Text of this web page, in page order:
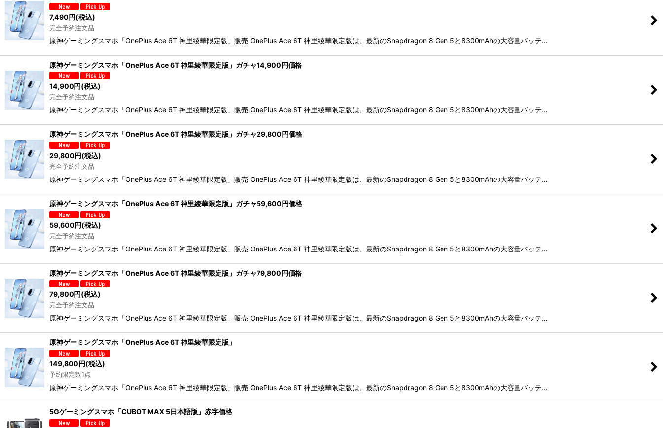
7,490円(税込)
完全予約注文品
原神ゲーミングスマホ「OnePlus Ace 6T 神里綾華限定版」販売 OnePlus Ace 6T 神里綾華限定版は、最新のSnapdragon 8 Gen 5と8300mAhの大容量バッテ…
原神ゲーミングスマホ「OnePlus Ace 6T 神里綾華限定版」ガチャ14,900円価格
14,900円(税込)
完全予約注文品
原神ゲーミングスマホ「OnePlus Ace 6T 神里綾華限定版」販売 OnePlus Ace 6T 神里綾華限定版は、最新のSnapdragon 8 Gen 5と8300mAhの大容量バッテ…
原神ゲーミングスマホ「OnePlus Ace 6T 神里綾華限定版」ガチャ29,800円価格
29,800円(税込)
完全予約注文品
原神ゲーミングスマホ「OnePlus Ace 6T 神里綾華限定版」販売 OnePlus Ace 6T 神里綾華限定版は、最新のSnapdragon 8 Gen 5と8300mAhの大容量バッテ…
原神ゲーミングスマホ「OnePlus Ace 6T 神里綾華限定版」ガチャ59,600円価格
59,600円(税込)
完全予約注文品
原神ゲーミングスマホ「OnePlus Ace 6T 神里綾華限定版」販売 OnePlus Ace 6T 神里綾華限定版は、最新のSnapdragon 8 Gen 5と8300mAhの大容量バッテ…
原神ゲーミングスマホ「OnePlus Ace 6T 神里綾華限定版」ガチャ79,800円価格
79,800円(税込)
完全予約注文品
原神ゲーミングスマホ「OnePlus Ace 6T 神里綾華限定版」販売 OnePlus Ace 6T 神里綾華限定版は、最新のSnapdragon 8 Gen 5と8300mAhの大容量バッテ…
原神ゲーミングスマホ「OnePlus Ace 6T 神里綾華限定版」
149,800円(税込)
予約限定数1点
原神ゲーミングスマホ「OnePlus Ace 6T 神里綾華限定版」販売 OnePlus Ace 6T 神里綾華限定版は、最新のSnapdragon 8 Gen 5と8300mAhの大容量バッテ…
5Gゲーミングスマホ「CUBOT MAX 5日本語版」赤字価格